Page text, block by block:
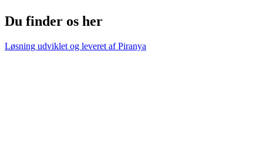
Du finder os her
Løsning udviklet og leveret afPiranya